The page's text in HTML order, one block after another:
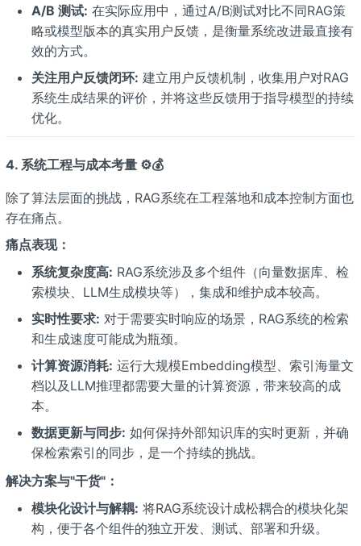
A/B 测试: 在实际应用中，通过A/B测试对比不同RAG策
略或模型版本的真实用户反馈，是衡量系统改进最直接有
效的方式。
关注用户反馈闭环: 建立用户反馈机制，收集用户对RAG
系统生成结果的评价，并将这些反馈用于指导模型的持续
优化。
4. 系统工程与成本考量 ⚙️💰
除了算法层面的挑战，RAG系统在工程落地和成本控制方面也
存在痛点。
痛点表现：
系统复杂度高: RAG系统涉及多个组件（向量数据库、检
索模块、LLM生成模块等），集成和维护成本较高。
实时性要求: 对于需要实时响应的场景，RAG系统的检索
和生成速度可能成为瓶颈。
计算资源消耗: 运行大规模Embedding模型、索引海量文
档以及LLM推理都需要大量的计算资源，带来较高的成
本。
数据更新与同步: 如何保持外部知识库的实时更新，并确
保检索索引的同步，是一个持续的挑战。
解决方案与"干货"：
模块化设计与解耦: 将RAG系统设计成松耦合的模块化架
构，便于各个组件的独立开发、测试、部署和升级。